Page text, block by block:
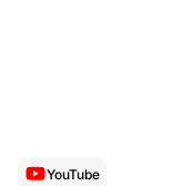
YouTube